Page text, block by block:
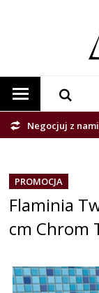
Negocjuj z
PROMOCJA
Flaminia
cm Chrom